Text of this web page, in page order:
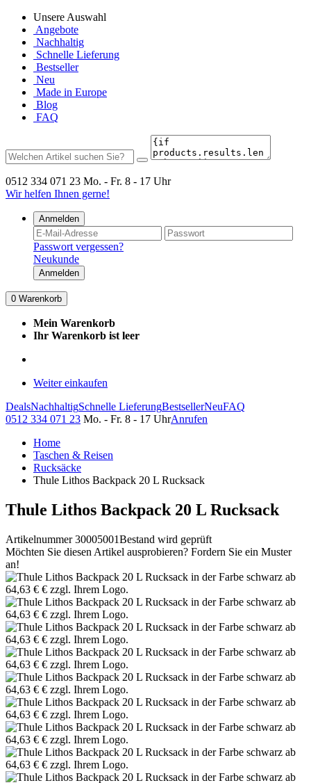
Unsere Auswahl
Angebote
Nachhaltig
Schnelle Lieferung
Bestseller
Neu
Made in Europe
Blog
FAQ
0512 334 071 23 Mo. - Fr. 8 - 17 Uhr
Wir helfen Ihnen gerne!
Anmelden
Passwort vergessen?
Neukunde
Anmelden
0 Warenkorb
Mein Warenkorb
Ihr Warenkorb ist leer
Weiter einkaufen
DealsNachhaltigSchnelle LieferungBestsellerNeuFAQ
0512 334 071 23 Mo. - Fr. 8 - 17 UhrAnrufen
Home
Taschen & Reisen
Rucksäcke
Thule Lithos Backpack 20 L Rucksack
Thule Lithos Backpack 20 L Rucksack
Artikelnummer 30005001Bestand wird geprüft
Möchten Sie diesen Artikel ausprobieren? Fordern Sie ein Muster
an!